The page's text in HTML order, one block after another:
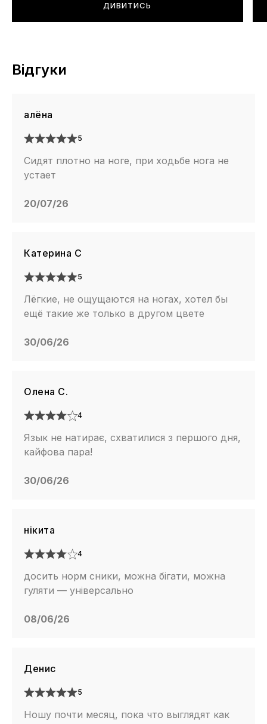
ДИВИТИСЬ
Відгуки
алёна
5
Сидят плотно на ноге, при ходьбе нога не
устает
20/07/26
Катерина С
5
Лёгкие, не ощущаются на ногах, хотел бы
ещё такие же только в другом цвете
30/06/26
Олена С.
4
Язык не натирає, схватилися з першого дня,
кайфова пара!
30/06/26
нікита
4
досить норм сники, можна бігати, можна
гуляти — універсально
08/06/26
Денис
5
Ношу почти месяц, пока что выглядят как